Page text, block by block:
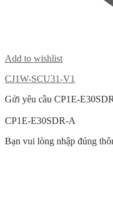
Add to wishlist
CJ1W-SCU31-V1
Gửi yêu cầu CP1E-
CP1E-E30SDR-A
Bạn vui lòng nhập đúng